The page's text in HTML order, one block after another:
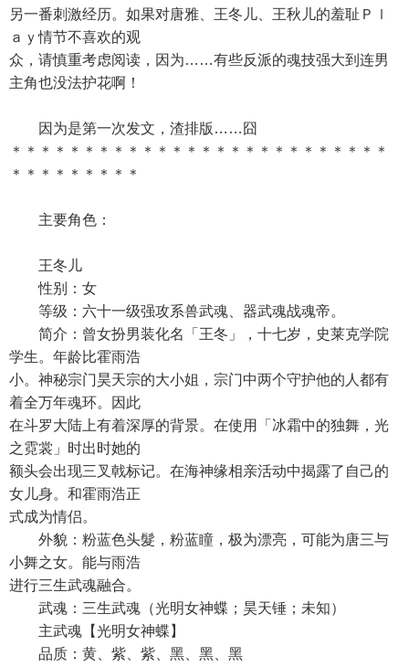
另一番刺激经历。如果对唐雅、王冬儿、王秋儿的羞耻Ｐｌ
ａｙ情节不喜欢的观
众，请慎重考虑阅读，因为……有些反派的魂技强大到连男
主角也没法护花啊！
因为是第一次发文，渣排版……囧
＊＊＊＊＊＊＊＊＊＊＊＊＊＊＊＊＊＊＊＊＊＊＊＊＊＊
＊＊＊＊＊＊＊＊＊
主要角色：
王冬儿
性别：女
等级：六十一级强攻系兽武魂、器武魂战魂帝。
简介：曾女扮男装化名「王冬」，十七岁，史莱克学院
学生。年龄比霍雨浩
小。神秘宗门昊天宗的大小姐，宗门中两个守护他的人都有
着全万年魂环。因此
在斗罗大陆上有着深厚的背景。在使用「冰霜中的独舞，光
之霓裳」时出时她的
额头会出现三叉戟标记。在海神缘相亲活动中揭露了自己的
女儿身。和霍雨浩正
式成为情侣。
外貌：粉蓝色头髮，粉蓝瞳，极为漂亮，可能为唐三与
小舞之女。能与雨浩
进行三生武魂融合。
武魂：三生武魂（光明女神蝶；昊天锤；未知）
主武魂【光明女神蝶】
品质：黄、紫、紫、黑、黑、黑